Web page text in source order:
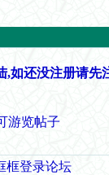
,如还没注册请先
游览帖子
框登录论坛